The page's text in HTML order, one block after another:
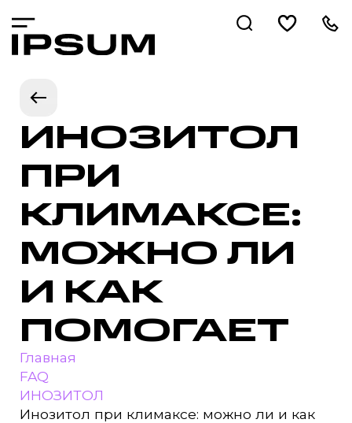
ИНОЗИТОЛ
ПРИ
КЛИМАКСЕ:
МОЖНО ЛИ
И КАК
ПОМОГАЕТ
Главная
FAQ
ИНОЗИТОЛ
Инозитол при климаксе: можно ли и как